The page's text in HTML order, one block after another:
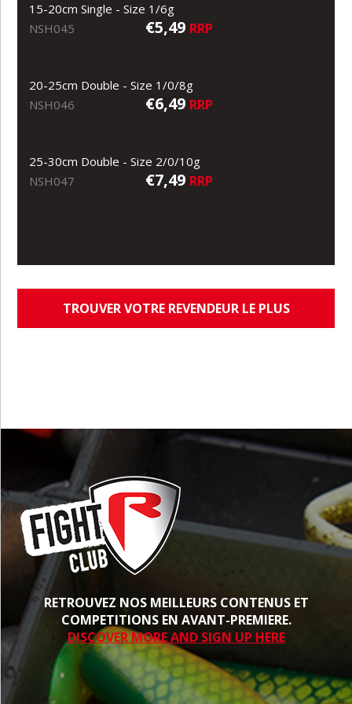
15-20cm Single - Size 1/6g
NSH045
€5,49 RRP
20-25cm Double - Size 1/0/8g
NSH046
€6,49 RRP
25-30cm Double - Size 2/0/10g
NSH047
€7,49 RRP
TROUVER VOTRE REVENDEUR LE PLUS
RETROUVEZ NOS MEILLEURS CONTENUS ET
COMPETITIONS EN AVANT-PREMIERE.
DISCOVER MORE AND SIGN UP HERE